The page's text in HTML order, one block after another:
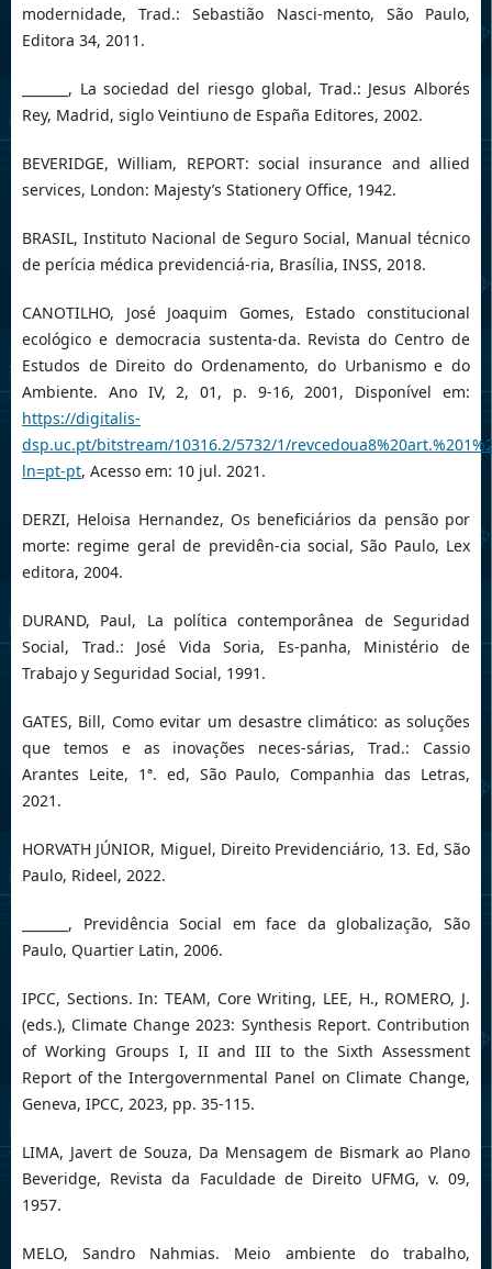
modernidade, Trad.: Sebastião Nasci-mento, São Paulo,
Editora 34, 2011.
_______, La sociedad del riesgo global, Trad.: Jesus Alborés
Rey, Madrid, siglo Veintiuno de España Editores, 2002.
BEVERIDGE, William, REPORT: social insurance and allied
services, London: Majesty’s Stationery Office, 1942.
BRASIL, Instituto Nacional de Seguro Social, Manual técnico
de perícia médica previdenciá-ria, Brasília, INSS, 2018.
CANOTILHO, José Joaquim Gomes, Estado constitucional
ecológico e democracia sustenta-da. Revista do Centro de
Estudos de Direito do Ordenamento, do Urbanismo e do
Ambiente. Ano IV, 2, 01, p. 9-16, 2001, Disponível em:
https://digitalis-
dsp.uc.pt/bitstream/10316.2/5732/1/
ln=pt-pt, Acesso em: 10 jul. 2021.
DERZI, Heloisa Hernandez, Os beneficiários da pensão por
morte: regime geral de previdên-cia social, São Paulo, Lex
editora, 2004.
DURAND, Paul, La política contemporânea de Seguridad
Social, Trad.: José Vida Soria, Es-panha, Ministério de
Trabajo y Seguridad Social, 1991.
GATES, Bill, Como evitar um desastre climático: as soluções
que temos e as inovações neces-sárias, Trad.: Cassio
Arantes Leite, 1ª. ed, São Paulo, Companhia das Letras,
2021.
HORVATH JÚNIOR, Miguel, Direito Previdenciário, 13. Ed, São
Paulo, Rideel, 2022.
_______, Previdência Social em face da globalização, São
Paulo, Quartier Latin, 2006.
IPCC, Sections. In: TEAM, Core Writing, LEE, H., ROMERO, J.
(eds.), Climate Change 2023: Synthesis Report. Contribution
of Working Groups I, II and III to the Sixth Assessment
Report of the Intergovernmental Panel on Climate Change,
Geneva, IPCC, 2023, pp. 35-115.
LIMA, Javert de Souza, Da Mensagem de Bismark ao Plano
Beveridge, Revista da Faculdade de Direito UFMG, v. 09,
1957.
MELO, Sandro Nahmias. Meio ambiente do trabalho,